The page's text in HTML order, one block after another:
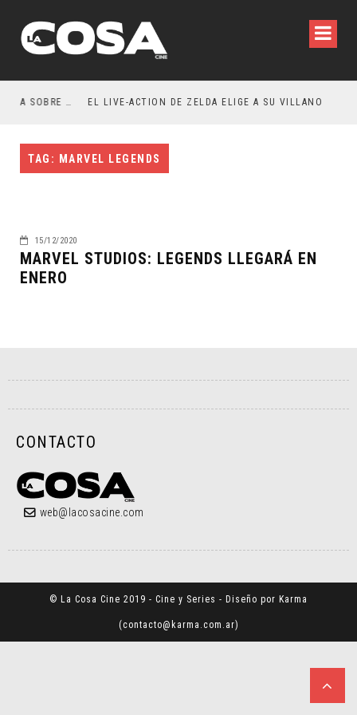
RESEÑA LA INVITACIÓN: OLIVIA WILDE REFLEXIONA SOBRE LA VIDA CONYUGAL EL LIVE-ACTION DE ZELDA ELIGE A SU VILLANO
TAG: MARVEL LEGENDS
15/12/2020
MARVEL STUDIOS: LEGENDS LLEGARÁ EN
ENERO
CONTACTO
web@lacosacine.com
© La Cosa Cine 2019 - Cine y Series - Diseño por Karma
(contacto@karma.com.ar)